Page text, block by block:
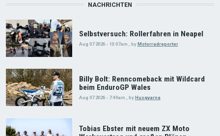
NACHRICHTEN
Selbstversuch: Rollerfahren in Neapel
Aug 07 2026 - 10:07am byMotorradreporter
Billy Bolt: Renncomeback mit Wildcard
beim EnduroGP Wales
Aug 07 2026 - 7:49am , byHusqvarna
Tobias Ebster mit neuem ZX Moto